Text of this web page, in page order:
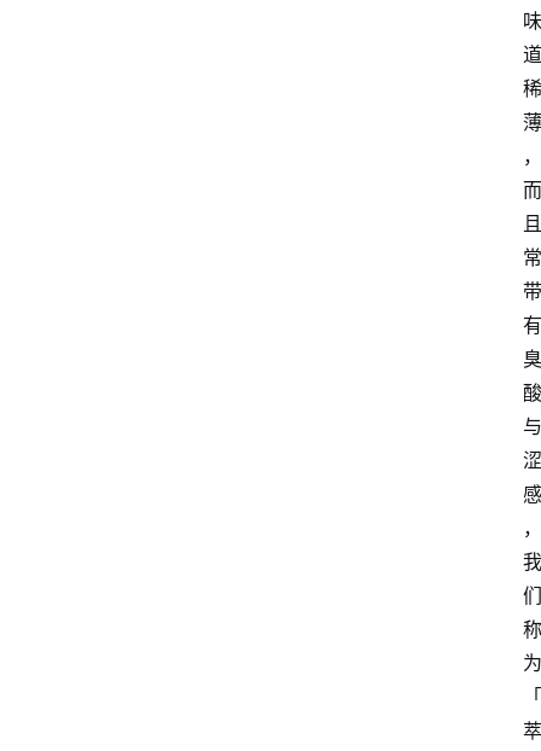
味
道
稀
薄
，
而
且
常
带
有
臭
酸
与
涩
感
，
我
们
称
为
「
萃